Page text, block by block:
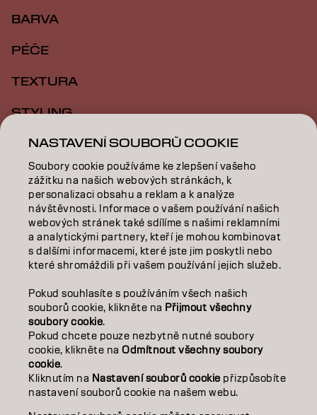
BARVA
PÉČE
TEXTURA
STYLING
INSPIRACE
VZDĚLÁVÁNÍ
O NÁS
SALON FINDER
STAŇTE SE PARTNEREM
KONTAKTUJTE NÁS
KontaktZásady ochrany osobních údajů
Zásady používání souborů cookie
PřístupnostZávazek k udržitelnosti
NASTAVENÍ SOUBORŮ COOKIE
Soubory cookie používáme ke zlepšení vašeho
zážitku na našich webových stránkách, k
personalizaci obsahu a reklam a k analýze
návštěvnosti. Informace o vašem používání našich
webových stránek také sdílíme s našimi reklamními
a analytickými partnery, kteří je mohou kombinovat
s dalšími informacemi, které jste jim poskytli nebo
které shromáždili při vašem používání jejich služeb.
Pokud souhlasíte s používáním všech našich
souborů cookie, klikněte na Přijmout všechny
soubory cookie.
Pokud chcete pouze nezbytně nutné soubory
cookie, klikněte naOdmítnout všechny soubory
cookie.
Kliknutím na Nastavení souborů cookie přizpůsobíte
nastavení souborů cookie na našem webu.